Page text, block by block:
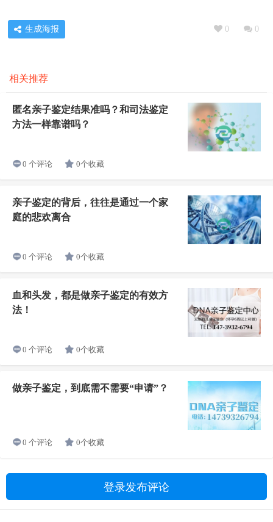
0 0
生成海报
相关推荐
匿名亲子鉴定结果准吗？和司法鉴定
方法一样靠谱吗？
0 个评论 0个收藏
亲子鉴定的背后，往往是通过一个家
庭的悲欢离合
0 个评论 0个收藏
血和头发，都是做亲子鉴定的有效方
法！
0 个评论 0个收藏
做亲子鉴定，到底需不需要“申请”？
0 个评论 0个收藏
登录发布评论